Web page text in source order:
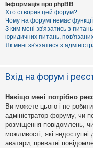
Інформація про phpBB
Хто створив цей форум?
Чому на форумі немає
З ким мені зв'язатись з
юридичних питань,
Як мені зв'язатися з
Вхід на форум і
Навіщо мені потрібно
Ви можете цього і не
адміністратор форуму, чи
розміщення повідомлень,
можливості, які недоступні
аватари, приватні